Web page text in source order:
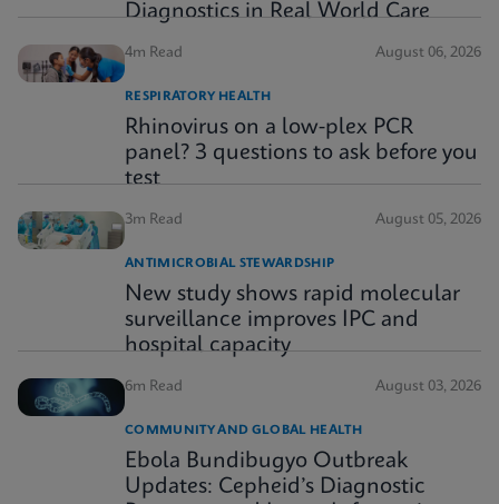
Diagnostics in Real World Care
4m Read August 06, 2026
RESPIRATORY HEALTH
Rhinovirus on a low-plex PCR
panel? 3 questions to ask before you
test
3m Read August 05, 2026
ANTIMICROBIAL STEWARDSHIP
New study shows rapid molecular
surveillance improves IPC and
hospital capacity
6m Read August 03, 2026
COMMUNITY AND GLOBAL HEALTH
Ebola Bundibugyo Outbreak
Updates: Cepheid’s Diagnostic